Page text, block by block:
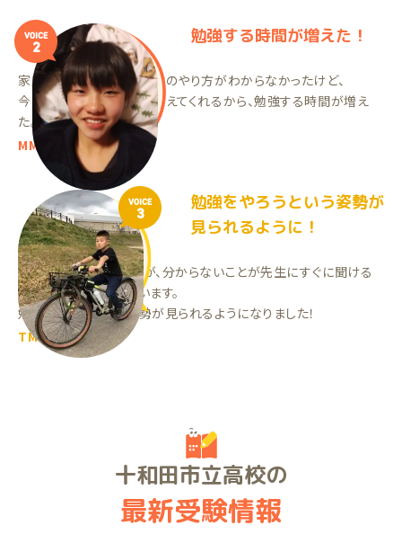
VOICE
2
勉強する時間が増えた！
家庭教師をやる前は、勉強のやり方がわからなかったけど、
今はわからないところを教えてくれるから、勉強する時間が増え
た。
MMちゃん（中1）
VOICE
3
勉強をやろうという姿勢が
見られるように！
まだ始めたばかりですが、分からないことが先生にすぐに聞ける
ので楽しく勉強できています。
勉強をやろうという姿勢が見られるようになりました！
TMくん（小2）
十和田市立高校の
最新受験情報